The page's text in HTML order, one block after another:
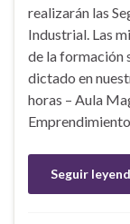
realizarán las
Industrial. Las
de la formación
dictado en
horas – Aula
Seguir